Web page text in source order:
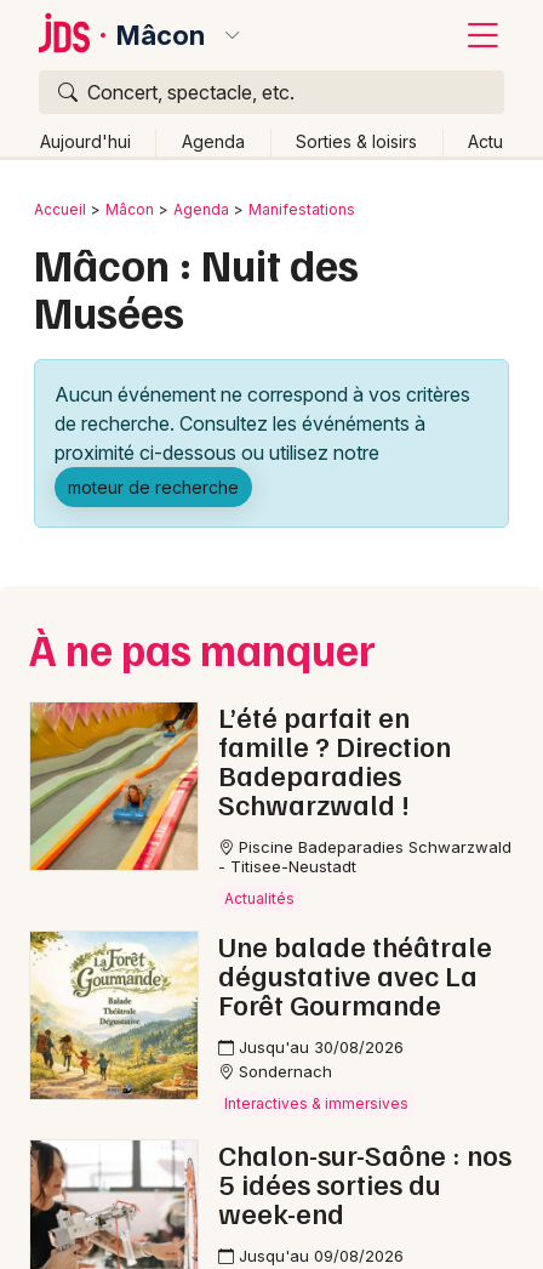
Mâcon
Concert, spectacle, etc.
Aujourd'hui Agenda Sorties & loisirs Actu
Publier un événement
Grands événements
Activité & Expérience
Manifestations
Foires & salons
Concerts
Sports
Soirées
Sorties famille
Sorties & loisirs
Nuit des Musées en Saône-et-Loire
Nuit des Musées en Bourgogne
Nuit des Musées en Bourgogne-Franche-
Comté
Bordeaux
Colmar
Lille
Lyon
Marseille
Mulhouse
Nice
Paris
Strasbourg
Toulouse
Toutes les villes
Retour
Accueil Mâcon Agenda Manifestations
Mâcon : Nuit des
Musées
Aucun événement ne correspond à vos critères
de recherche. Consultez les événéments à
proximité ci-dessous ou utilisez notre
moteur de recherche
À ne pas manquer
L’été parfait en
famille ? Direction
Badeparadies
Schwarzwald !
Piscine Badeparadies Schwarzwald
- Titisee-Neustadt
Actualités
Une balade théâtrale
dégustative avec La
Forêt Gourmande
Jusqu'au 30/08/2026
Sondernach
Interactives & immersives
Chalon-sur-Saône : nos
5 idées sorties du
week-end
Jusqu'au 09/08/2026
Quoi ?
Où ?
Partout
Près de moi Changer de lieu
Quand ?
Aujourd'hui
Demain Ce week-end Autre